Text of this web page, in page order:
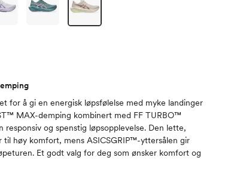
for å gi en energisk løpsfølelse med myke landinger
MAX-demping kombinert med FF TURBO™
responsiv og spenstig løpsopplevelse. Den lette,
til høy komfort, mens ASICSGRIP™-yttersålen gir
Et godt valg for deg som ønsker komfort og